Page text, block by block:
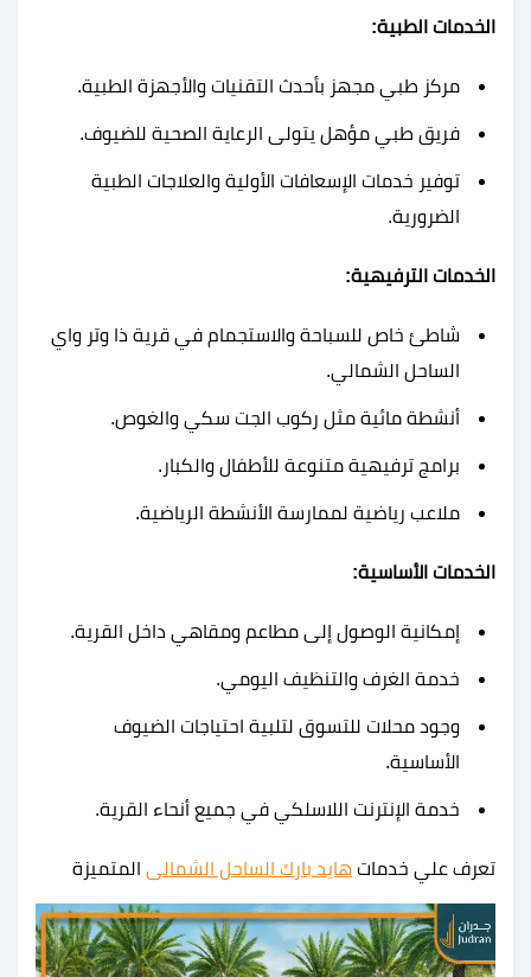
الخدمات الطبية:
مركز طبي مجهز بأحدث التقنيات والأجهزة الطبية.
فريق طبي مؤهل يتولى الرعاية الصحية للضيوف.
توفير خدمات الإسعافات الأولية والعلاجات الطبية
الضرورية.
الخدمات الترفيهية:
شاطئ خاص للسباحة والاستجمام في قرية ذا وتر واي
الساحل الشمالي.
أنشطة مائية مثل ركوب الجت سكي والغوص.
برامج ترفيهية متنوعة للأطفال والكبار.
ملاعب رياضية لممارسة الأنشطة الرياضية.
الخدمات الأساسية:
إمكانية الوصول إلى مطاعم ومقاهي داخل القرية.
خدمة الغرف والتنظيف اليومي.
وجود محلات للتسوق لتلبية احتياجات الضيوف
الأساسية.
خدمة الإنترنت اللاسلكي في جميع أنحاء القرية.
تعرف علي خدمات هايد بارك الساحل الشمالى المتميزة